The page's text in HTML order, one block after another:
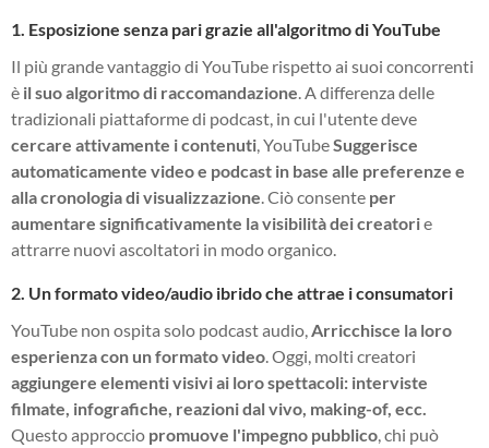
1. Esposizione senza pari grazie all'algoritmo di YouTube
Il più grande vantaggio di YouTube rispetto ai suoi concorrenti
è il suo algoritmo di raccomandazione . A differenza delle
tradizionali piattaforme di podcast, in cui l'utente deve
cercare attivamente i contenuti , YouTubeSuggerisce
automaticamente video e podcast in base alle preferenze e
alla cronologia di visualizzazione . Ciò consente per
aumentare significativamente la visibilità dei creatorie
attrarre nuovi ascoltatori in modo organico.
2. Un formato video/audio ibrido che attrae i consumatori
YouTube non ospita solo podcast audio, Arricchisce la loro
esperienza con un formato video . Oggi, molti creatori
aggiungere elementi visivi ai loro spettacoli: interviste
filmate, infografiche, reazioni dal vivo, making-of, ecc.
Questo approccio promuove l'impegno pubblico , chi può